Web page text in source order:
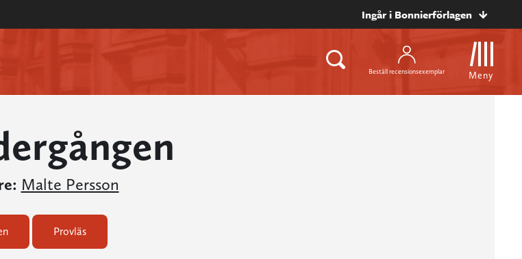
Ingår i Bonnierförlagen
Beställ recensionsexemplar Meny
Malte Persson
Provläs